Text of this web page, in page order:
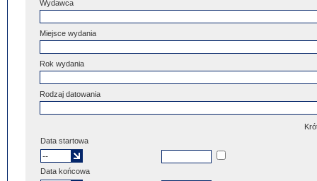
Wydawca
Miejsce wydania
Rok wydania
Rodzaj datowania
Data startowa
Data końcowa